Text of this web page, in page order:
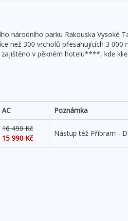
národního parku Rakouska Vysoké
než 300 vrcholů přesahujících 3
v pěkném hotelu****, kde
AC Poznámka
16 490 Kč
15 990 Kč
Nástup též Příbram -